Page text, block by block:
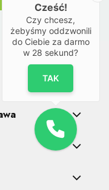
Cześć!
Czy chcesz,
żebyśmy oddzwonili
do Ciebie za darmo
w 28 sekund?
TAK